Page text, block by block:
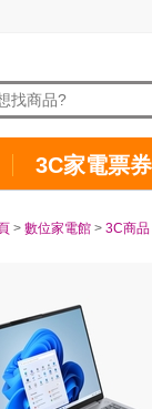
3C家電票券
> 數位家電館 > 3C商品